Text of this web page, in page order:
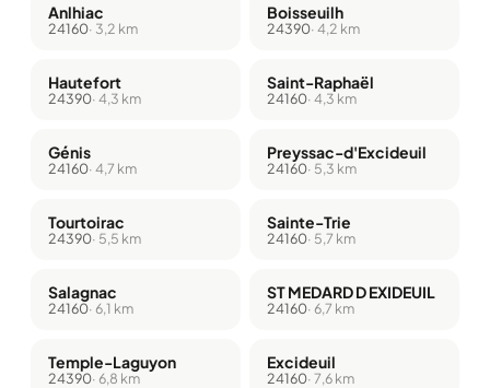
Anlhiac
24160· 3,2 km
Boisseuilh
24390· 4,2 km
Hautefort
24390· 4,3 km
Saint-Raphaël
24160· 4,3 km
Génis
24160· 4,7 km
Preyssac-d'Excideuil
24160· 5,3 km
Tourtoirac
24390· 5,5 km
Sainte-Trie
24160· 5,7 km
Salagnac
24160· 6,1 km
ST MEDARD D EXIDEUIL
24160· 6,7 km
Temple-Laguyon
24390· 6,8 km
Excideuil
24160· 7,6 km